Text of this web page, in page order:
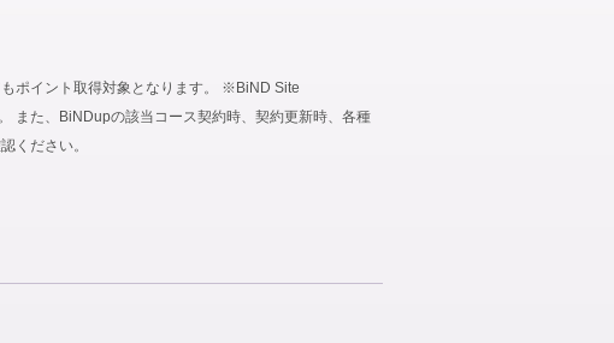
ポイント取得対象となります。 ※BiND Site
また、BiNDupの該当コース契約時、契約更新時、各種
ください。